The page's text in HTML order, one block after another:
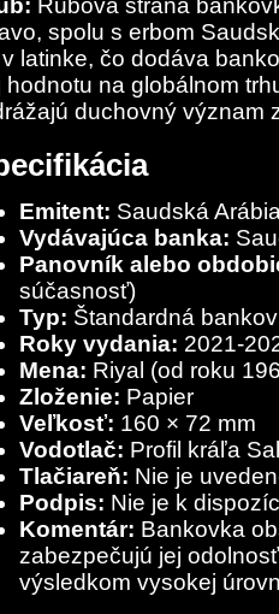
Rubová strana
spolu s erbom
latinke, čo dodáva
hodnotu na globálnom
duchovný význam
Emitent: Saudská
Vydávajúca banka:
Panovník alebo
súčasnosť)
Typ: Štandardná
Roky vydania: 2021-
Mena: Riyal (od roku
Zloženie: Papier
Veľkosť: 160 × 72 mm
Vodotlač: Profil kráľa
Tlačiareň: Nie je
Podpis: Nie je k
Komentár: Bankovka
zabezpečujú jej
výsledkom vysokej